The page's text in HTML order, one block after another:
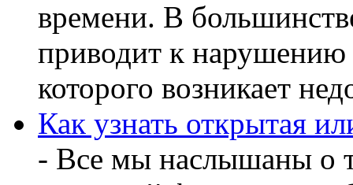
времени. В
приводит к нарушению
которого возникает
Как узнать открытая
- Все мы наслышаны о